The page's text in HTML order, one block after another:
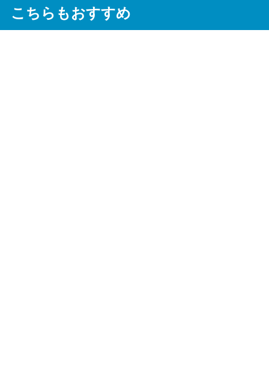
こちらもおすすめ